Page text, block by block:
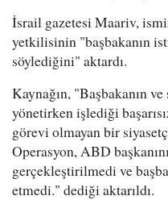
İsrail gazetesi Maariv,
yetkilisinin "başbakanın
söylediğini" aktardı.
Kaynağın, "Başbakanın
yönetirken işlediği
görevi olmayan bir
Operasyon, ABD
gerçekleştirilmedi ve
etmedi." dediği aktarıldı.